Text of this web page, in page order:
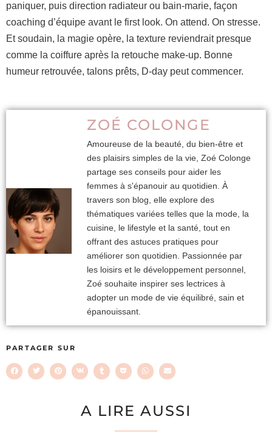
paniquer, puis direction radiateur ou bain-marie, façon
coaching d’équipe avant le first look. On attend. On stresse.
Et soudain, la magie opère, la texture reviendrait presque
comme la coiffure après la retouche make-up. Bonne
humeur retrouvée, talons prêts, D-day peut commencer.
ZOÉ COLONGE
Amoureuse de la beauté, du bien-être et
des plaisirs simples de la vie, Zoé Colonge
partage ses conseils pour aider les
femmes à s'épanouir au quotidien. À
travers son blog, elle explore des
thématiques variées telles que la mode, la
cuisine, le lifestyle et la santé, tout en
offrant des astuces pratiques pour
améliorer son quotidien. Passionnée par
les loisirs et le développement personnel,
Zoé souhaite inspirer ses lectrices à
adopter un mode de vie équilibré, sain et
épanouissant.
PARTAGER SUR
A LIRE AUSSI